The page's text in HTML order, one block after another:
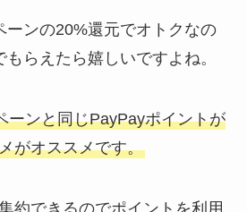
ーンの20%還元でオトクなの
らえたら嬉しいですよね。
ーンと同じPayPayポイントが
がオススメです。